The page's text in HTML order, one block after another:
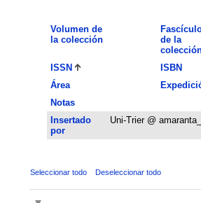
Volumen de
la colección
de la
ISSN
ISBN
Área
Notas
Insertado
por
Uni-Trier @
Seleccionar todo Deseleccionar todo